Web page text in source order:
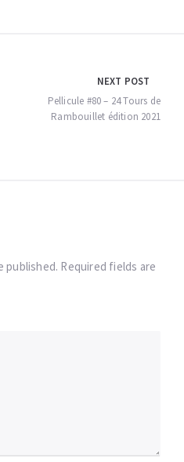
NEXT POST
Pellicule #80 – 24 Tours de
Rambouillet édition 2021
published. Required fields are